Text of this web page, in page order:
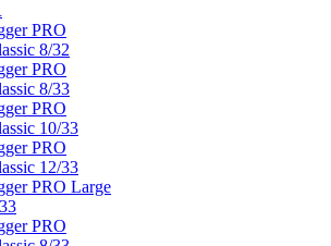
PRO
8/32
PRO
8/33
PRO
10/33
PRO
12/33
PRO Large
PRO